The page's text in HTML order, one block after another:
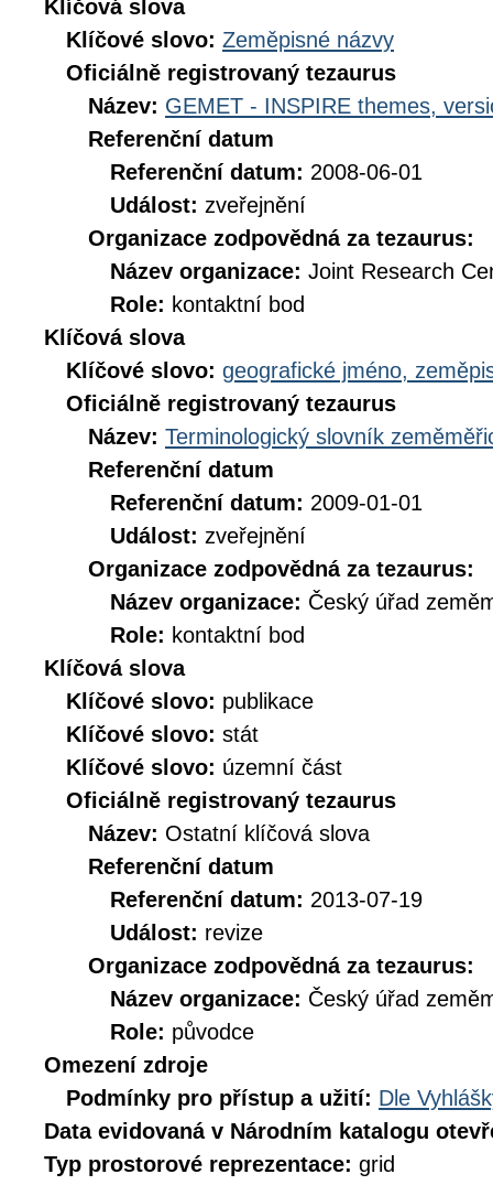
Klíčová slova
Klíčové slovo: Zeměpisné názvy
Oficiálně registrovaný tezaurus
Název: GEMET - INSPIRE themes,
Referenční datum
Referenční datum: 2008-06-01
Událost: zveřejnění
Organizace zodpovědná za tezaurus:
Název organizace: Joint Research
Role: kontaktní bod
Klíčová slova
Klíčové slovo: geografické jméno,
Oficiálně registrovaný tezaurus
Název: Terminologický slovník
Referenční datum
Referenční datum: 2009-01-01
Událost: zveřejnění
Organizace zodpovědná za tezaurus:
Název organizace: Český úřad
Role: kontaktní bod
Klíčová slova
Klíčové slovo: publikace
Klíčové slovo: stát
Klíčové slovo: územní část
Oficiálně registrovaný tezaurus
Název: Ostatní klíčová slova
Referenční datum
Referenční datum: 2013-07-19
Událost: revize
Organizace zodpovědná za tezaurus:
Název organizace: Český úřad
Role: původce
Omezení zdroje
Podmínky pro přístup a užití: Dle
Data evidovaná v Národním katalogu
Typ prostorové reprezentace: grid